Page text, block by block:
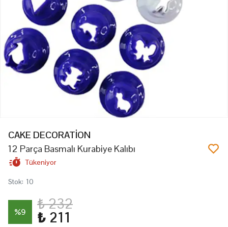
CAKE DECORATİON
12 Parça Basmalı Kurabiye Kalıbı
Tükeniyor
Stok: 10
%9 ₺ 232
₺ 211